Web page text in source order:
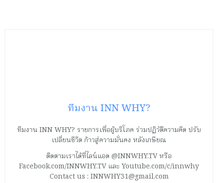
ทีมงาน INN WHY?
ทีมงาน INN WHY? รายการเพื่อผู้บริโภค ร่วมปฏิวัติความคิด ปรับ
เปลี่ยนชีวิต ก้าวสู่ความมั่นคง หลังเกษียณ
ติดตามเราได้ที่ไลน์แอด @INNWHY.TV หรือ
Facebook.com/INNWHY.TV และ Youtube.com/c/innwhy
Contact us : INNWHY31@gmail.com